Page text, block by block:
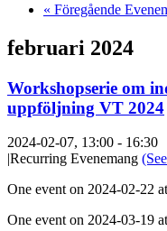
« Föregående
februari 2024
Workshopserie om
uppföljning VT 2024
2024-02-07, 13:00 - 16:30
|Recurring Evenemang
One event on 2024-02-22
One event on 2024-03-19